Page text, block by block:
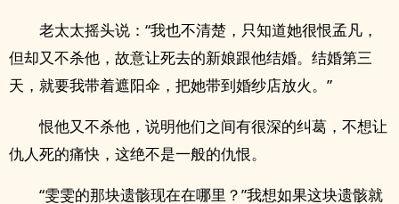
老太太摇头说：“我也不清楚，只知道她很恨孟凡，
但却又不杀他，故意让死去的新娘跟他结婚。结婚第三
天，就要我带着遮阳伞，把她带到婚纱店放火。”
恨他又不杀他，说明他们之间有很深的纠葛，不想让
仇人死的痛快，这绝不是一般的仇恨。
“雯雯的那块遗骸现在在哪里？”我想如果这块遗骸就